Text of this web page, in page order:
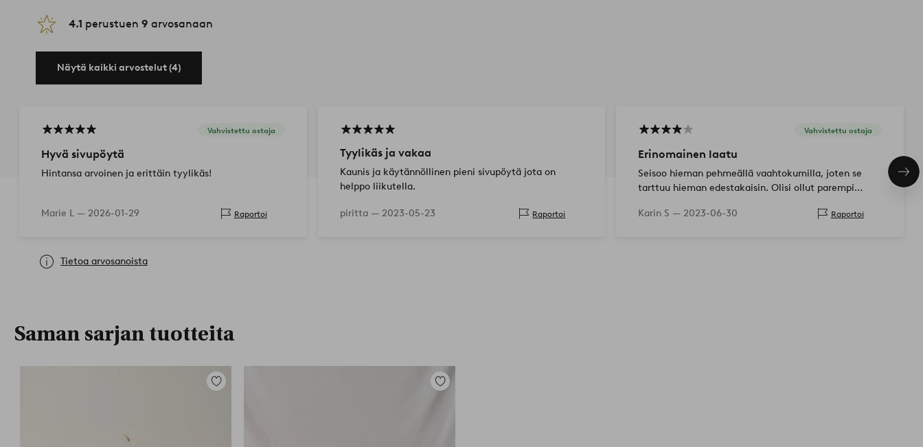
4.1 perustuen 9 arvosanaan
Näytä kaikki arvostelut (4)
Vahvistettu ostaja
Hyvä sivupöytä
Hintansa arvoinen ja erittäin tyylikäs!
Marie L — 2026-01-29 Raportoi
Tyylikäs ja vakaa
Kaunis ja käytännöllinen pieni sivupöytä jota on
helppo liikutella.
piritta — 2023-05-23 Raportoi
Vahvistettu ostaja
Erinomainen laatu
Seisoo hieman pehmeällä vaahtokumilla, joten se
tarttuu hieman edestakaisin. Olisi ollut parempi
Karin S — 2023-06-30 Raportoi
Tietoa arvosanoista
Saman sarjan tuotteita
Lisää
Lisää